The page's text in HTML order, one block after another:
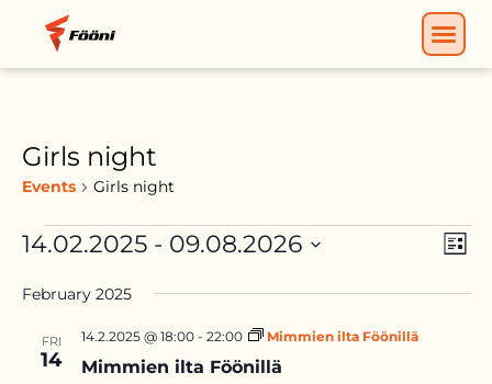
Girls night
Events Girls night
LIST
14.02.2025 - 09.08.2026
DATE.
February 2025
FRI
14 Mimmien ilta Föönillä
14.2.2025 @ 18:00- 22:00 Mimmien ilta Föönillä